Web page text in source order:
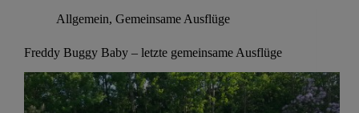
Allgemein, Gemeinsame Ausflüge
Freddy Buggy Baby – letzte gemeinsame Ausflüge